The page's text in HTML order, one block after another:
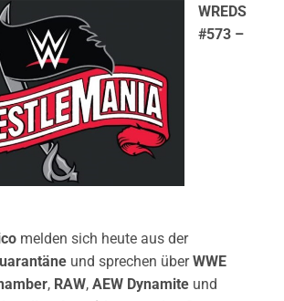
WREDS
#573 –
melden sich heute aus der
und sprechen überWWE
, RAW, AEW Dynamiteund